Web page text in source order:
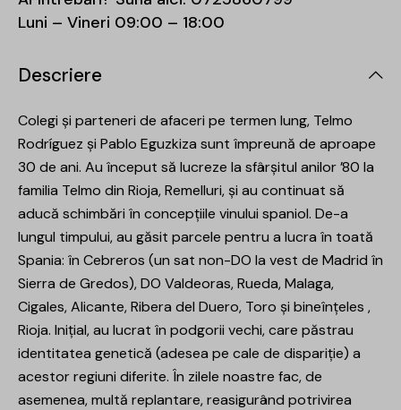
Luni – Vineri 09:00 – 18:00
Descriere
Colegi și parteneri de afaceri pe termen lung, Telmo
Rodríguez și Pablo Eguzkiza sunt împreună de aproape
30 de ani. Au început să lucreze la sfârșitul anilor ’80 la
familia Telmo din Rioja, Remelluri, și au continuat să
aducă schimbări în concepțiile vinului spaniol. De-a
lungul timpului, au găsit parcele pentru a lucra în toată
Spania: în Cebreros (un sat non-DO la vest de Madrid în
Sierra de Gredos), DO Valdeoras, Rueda, Malaga,
Cigales, Alicante, Ribera del Duero, Toro și bineînțeles ,
Rioja. Inițial, au lucrat în podgorii vechi, care păstrau
identitatea genetică (adesea pe cale de dispariție) a
acestor regiuni diferite. În zilele noastre fac, de
asemenea, multă replantare, reasigurând potrivirea